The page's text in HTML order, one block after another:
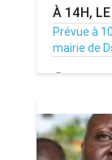
À 14H,
Prévue à
mairie de
15/07/